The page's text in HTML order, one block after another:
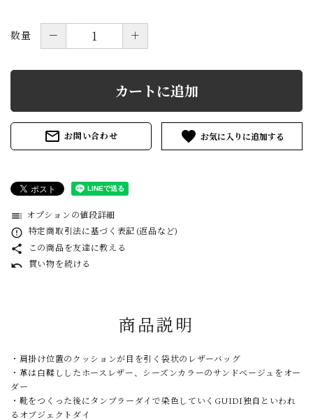
数量 － ＋
カートに追加
mail_outline お問い合わせ favorite
toc オプションの値段詳細
error_outline 特定商取引法に基づく表記 (返品など)
share この商品を友達に教える
undo 買い物を続ける
商品説明
・肩掛け位置のクッションが目を引く袋状のレザーバッグ
・革は白鞣ししたホースレザー、シーズンカラーのサンドベージュをオー
ダー
・靴をつくった後にタンブラーダイで染色していくGUIDI独自といわれ
るオブジェクトダイ